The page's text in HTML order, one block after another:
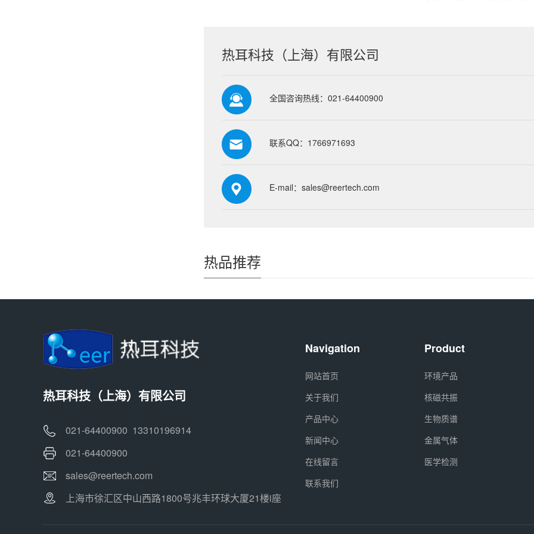
热耳科技（上海）有限公司
全国咨询热线：021-64400900
联系QQ：1766971693
E-mail：sales@reertech.com
热品推荐
热耳科技（上海）有限公司
021-64400900 13310196914
021-64400900
sales@reertech.com
上海市徐汇区中山西路1800号兆丰环球大厦21楼i座
Navigation
网站首页
关于我们
产品中心
新闻中心
在线留言
联系我们
Product
环境产品
核磁共振
生物质谱
金属气体
医学检测